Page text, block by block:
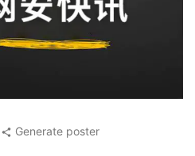
Generate poster